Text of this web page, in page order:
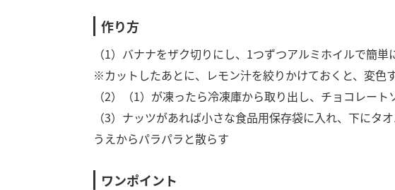
作り方
（1）バナナをザク切りにし、1つずつアルミホイルで簡
※カットしたあとに、レモン汁を絞りかけておくと、変色
（2）（1）が凍ったら冷凍庫から取り出し、チョコレート
（3）ナッツがあれば小さな食品用保存袋に入れ、下にタ
うえからパラパラと散らす
ワンポイント